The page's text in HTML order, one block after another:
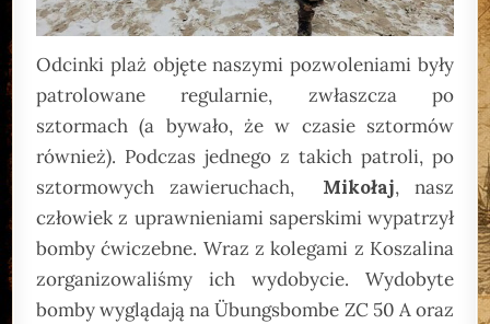
Odcinki plaż objęte naszymi pozwoleniami były
patrolowane regularnie, zwłaszcza po
sztormach (a bywało, że w czasie sztormów
również). Podczas jednego z takich patroli, po
sztormowych zawieruchach, Mikołaj, nasz
człowiek z uprawnieniami saperskimi wypatrzył
bomby ćwiczebne. Wraz z kolegami z Koszalina
zorganizowaliśmy ich wydobycie. Wydobyte
bomby wyglądają na Übungsbombe ZC 50 A oraz